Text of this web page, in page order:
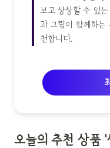
보고 상상할 수 있
과 그림이 함께하는
천합니다.
오늘의 추천 상품